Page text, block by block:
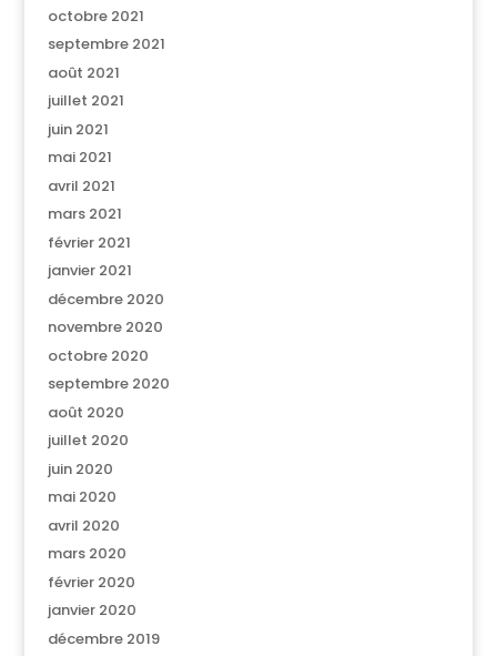
octobre 2021
septembre 2021
août 2021
juillet 2021
juin 2021
mai 2021
avril 2021
mars 2021
février 2021
janvier 2021
décembre 2020
novembre 2020
octobre 2020
septembre 2020
août 2020
juillet 2020
juin 2020
mai 2020
avril 2020
mars 2020
février 2020
janvier 2020
décembre 2019